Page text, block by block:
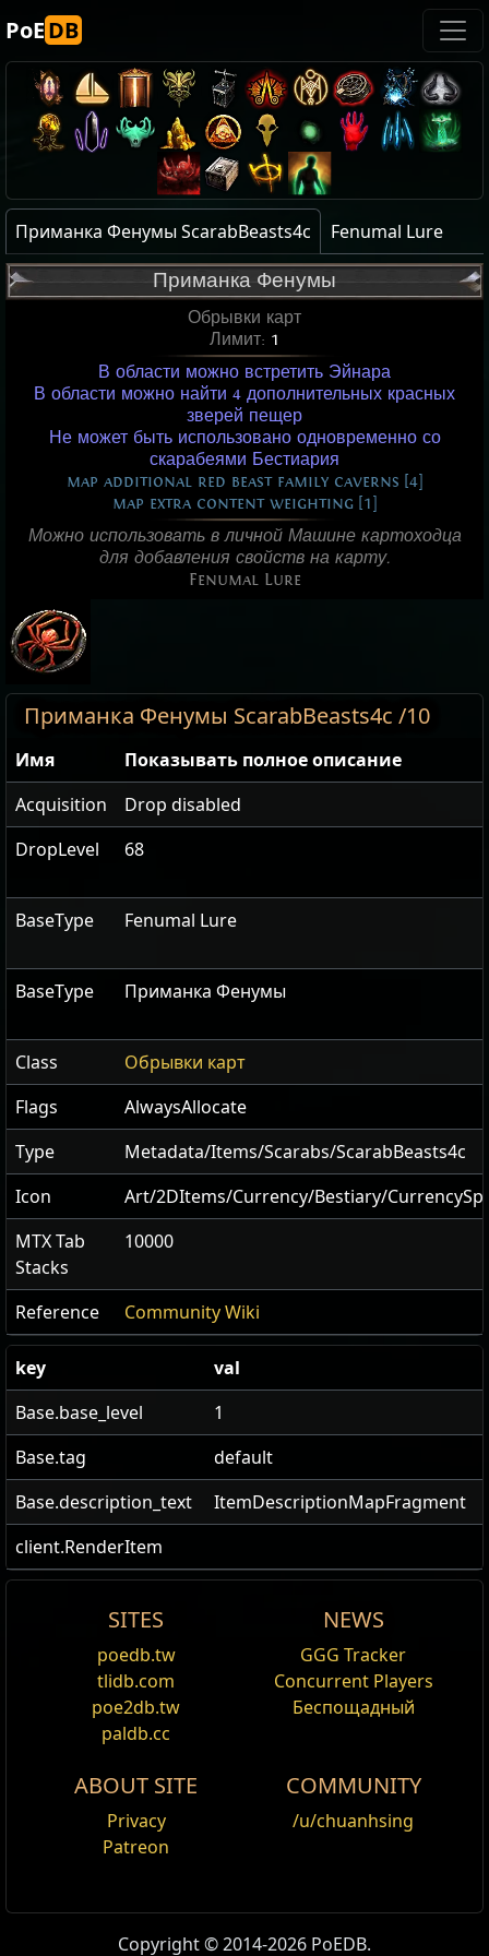
PoEDB
Приманка Фенумы ScarabBeasts4c Fenumal Lure
Приманка Фенумы
Обрывки карт
Лимит: 1
В области можно встретить Эйнара
В области можно найти 4 дополнительных красных
зверей пещер
Не может быть использовано одновременно со
скарабеями Бестиария
map additional red beast family caverns [4]
map extra content weighting [1]
Можно использовать в личной Машине картоходца
для добавления свойств на карту.
Fenumal Lure
Приманка Фенумы ScarabBeasts4c /10
Имя
Показывать полное описание
Acquisition
Drop disabled
DropLevel
68
BaseType Fenumal Lure
BaseType Приманка Фенумы
Class
Обрывки карт
Flags
AlwaysAllocate
Type
Metadata/Items/Scarabs/ScarabBeasts4c
Icon
Art/2DItems/Currency/Bestiary/
MTX Tab
Stacks
10000
Reference Community Wiki
key
val
Base.base_level
1
Base.tag
default
Base.description_text
ItemDescriptionMapFragment
client.RenderItem
Менять
Fenumal Lure
Fenumal Lureis aLure
It adds 4 red beasts from The Caverns family to the
map instance. It cannot be used alongside with any
Bestiary Scarab,Gilded Bestiary Scarab, andWinged
Bestiary Scarab).
According to the description of theHarvest
SITES
poedb.tw
tlidb.com
poe2db.tw
paldb.cc
NEWS
GGG Tracker
Concurrent Players
Беспощадный
ABOUT SITE
Privacy
Patreon
COMMUNITY
/u/chuanhsing
Copyright © 2014-2026 PoEDB.